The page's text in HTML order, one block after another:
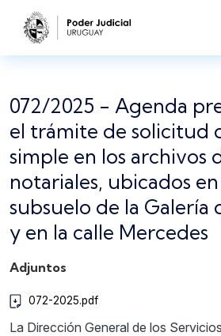
Pasar al contenido principal
072/2025 - Agenda
el trámite de solicitud
simple en los archivos
notariales, ubicados
subsuelo de la Galería
y en la calle Mercedes
Adjuntos
072-2025.pdf
La Dirección General de los